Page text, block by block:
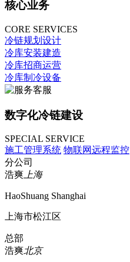
核心业务
CORE SERVICES
冷链规划设计
冷库安装建造
冷库招商运营
冷库制冷设备
数字化冷链建设
SPECIAL SERVICE
施工管理系统 物联网远程监控
分公司
浩爽上海
HaoShuang Shanghai
上海市松江区
总部
浩爽北京